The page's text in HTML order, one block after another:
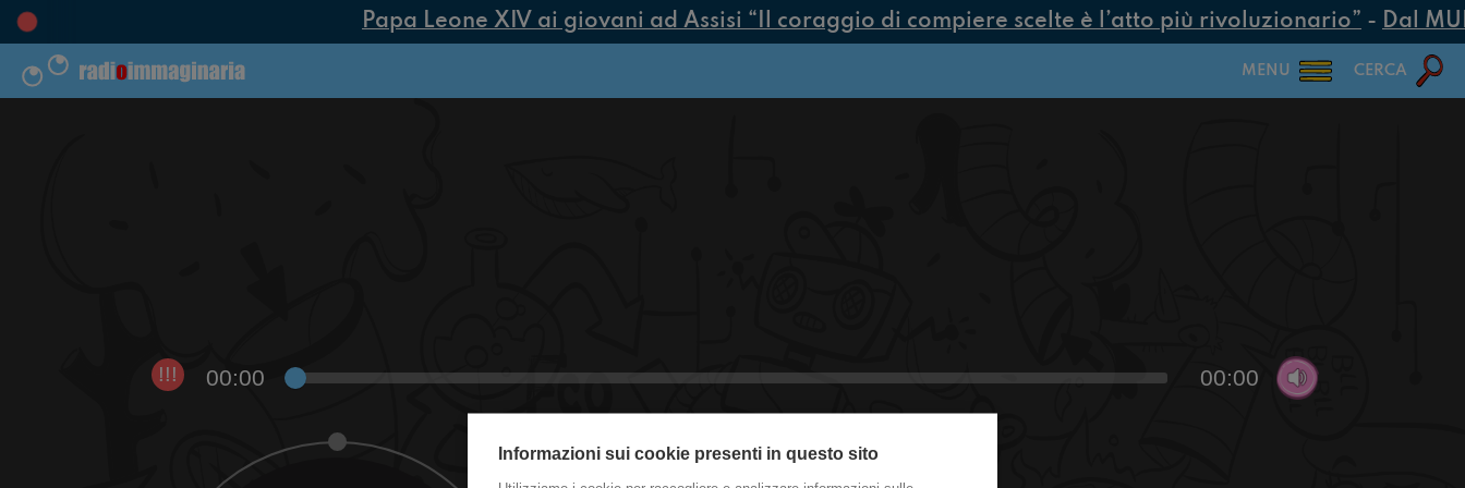
Papa Leone XIV ai giovani ad Assisi “Il coraggio di compiere scelte è l’atto più rivoluzionario”-Dal
MENU CERCA
!!! 00:00 00:00
Informazioni sui cookie presenti in questo sito